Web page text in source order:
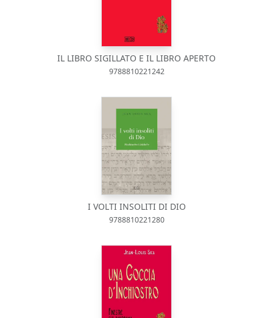
IL LIBRO SIGILLATO E IL LIBRO APERTO
9788810221242
I VOLTI INSOLITI DI DIO
9788810221280